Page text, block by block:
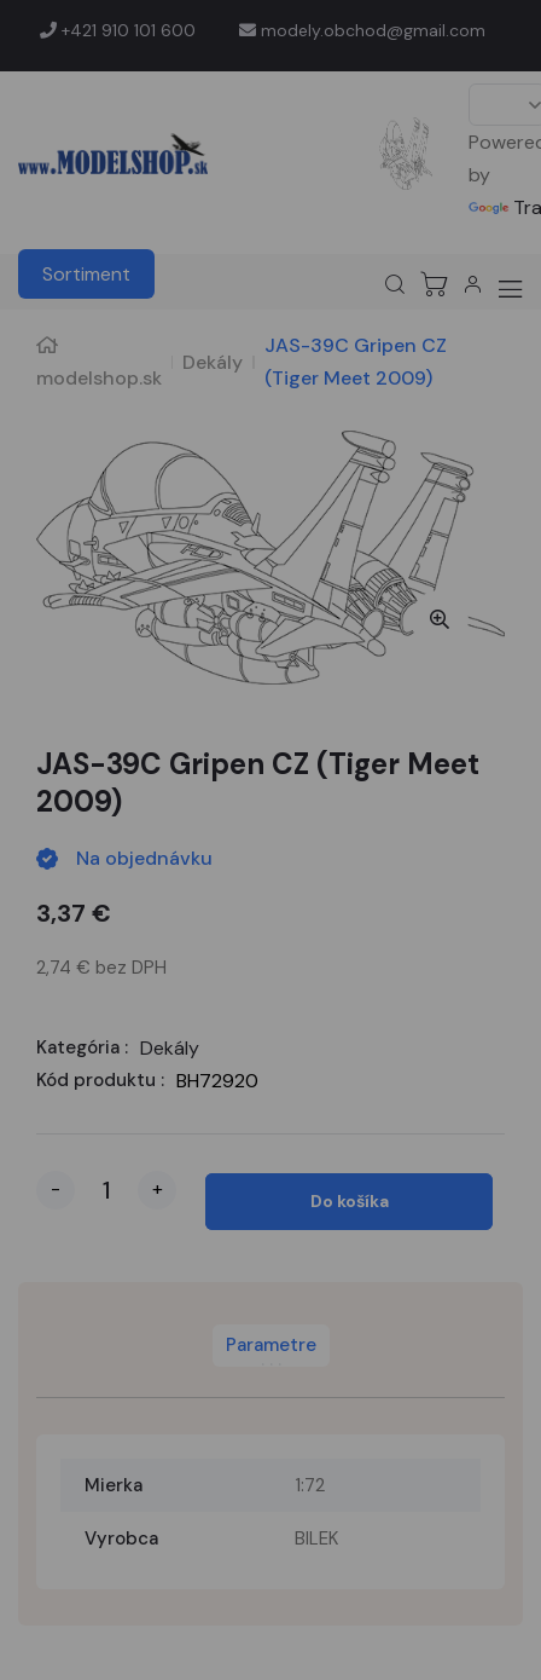
+421 910 101 600 modely.obchod@gmail.com
by
Sortiment
modelshop.sk
Dekály
JAS-39C Gripen CZ
(Tiger Meet 2009)
JAS-39C Gripen CZ (Tiger Meet
2009)
Na objednávku
3,37 €
2,74 € bez DPH
Kategória : Dekály
Kód produktu : BH72920
- +
Do košíka
Parametre
Mierka 1:72
Vyrobca BILEK